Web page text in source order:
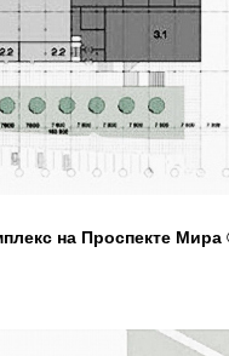
на Проспекте Мира